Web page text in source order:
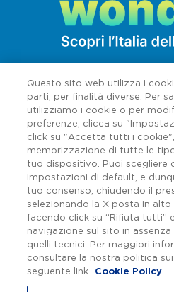
Tenda in via Sanità ha
Nascosta , un’immagine
solo invertendo i colori
messo mano alla parete
Maria della Sanità su cui
Resis-ti-amo, storia
due giovani del
basilica, Tono Cruz ha
che ritrae i volti dei
dentro un fascio di luce
Dello stesso è la
Peppinone La banda
parete che affianca la
Capitale sociale € 622.027.000,00
n. di iscrizione al Registro delle Imprese
Roma n. 1037417 - P.IVA: 07516911000
Autostrade per l'Italia Spa,
Questo sito web utilizza i
parti, per finalità diverse. Per
utilizziamo i cookie o per
preferenze, clicca su
click su "Accetta tutti i
memorizzazione di tutte le
tuo dispositivo. Puoi scegliere
impostazioni di default, e
tuo consenso, chiudendo il
selezionando la X posta in
facendo click su “Rifiuta tutti”
navigazione sul sito in
quelli tecnici. Per maggiori
consultare la nostra politica
seguente link
Cookie Policy